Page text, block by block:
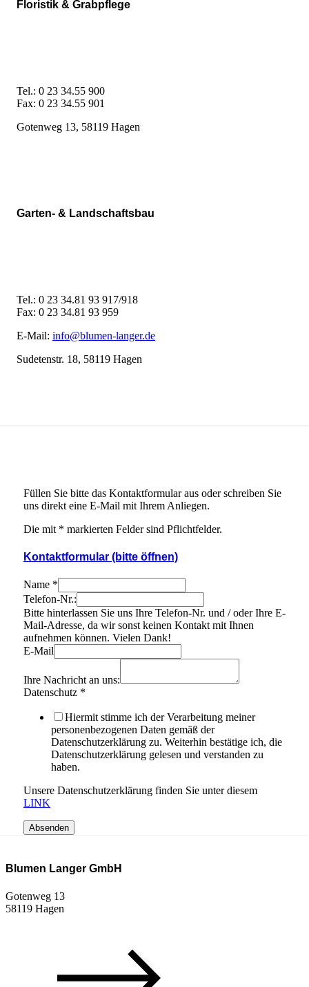
Floristik & Grabpflege
Tel.: 0 23 34.55 900
Fax: 0 23 34.55 901
Gotenweg 13, 58119 Hagen
Garten- & Landschaftsbau
Tel.: 0 23 34.81 93 917/918
Fax: 0 23 34.81 93 959
E-Mail: info@blumen-langer.de
Sudetenstr. 18, 58119 Hagen
Füllen Sie bitte das Kontaktformular aus oder schreiben Sie
uns direkt eine E-Mail mit Ihrem Anliegen.
Die mit * markierten Felder sind Pflichtfelder.
Kontaktformular (bitte öffnen)
Name *
Telefon-Nr.:
Bitte hinterlassen Sie uns Ihre Telefon-Nr. und / oder Ihre E-
Mail-Adresse, da wir sonst keinen Kontakt mit Ihnen
aufnehmen können. Vielen Dank!
E-Mail
Ihre Nachricht an uns:
Datenschutz *
Hiermit stimme ich der Verarbeitung meiner
personenbezogenen Daten gemäß der
Datenschutzerklärung zu. Weiterhin bestätige ich, die
Datenschutzerklärung gelesen und verstanden zu
haben.
Unsere Datenschutzerklärung finden Sie unter diesem
LINK
Absenden
Blumen Langer GmbH
Gotenweg 13
58119 Hagen